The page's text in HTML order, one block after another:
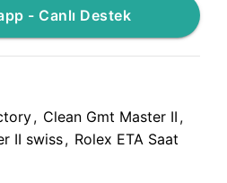
- Canlı Destek
, Clean Gmt Master II ,
II swiss, Rolex ETA Saat